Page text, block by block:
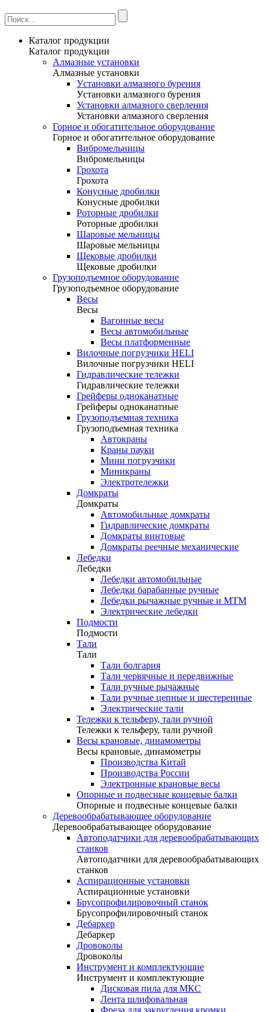
Каталог продукции
Каталог продукции
Алмазные установки
Алмазные установки
Уcтановки алмазного бурения
Уcтановки алмазного бурения
Установки алмазного сверления
Установки алмазного сверления
Горное и обогатительное оборудование
Горное и обогатительное оборудование
Вибромельницы
Вибромельницы
Грохота
Грохота
Конусные дробилки
Конусные дробилки
Роторные дробилки
Роторные дробилки
Шаровые мельницы
Шаровые мельницы
Щековые дробилки
Щековые дробилки
Грузоподъемное оборудование
Грузоподъемное оборудование
Весы
Весы
Вагонные весы
Весы автомобильные
Весы платформенные
Вилочные погрузчики HELI
Вилочные погрузчики HELI
Гидравлические тележки
Гидравлические тележки
Грейферы одноканатные
Грейферы одноканатные
Грузоподъемная техника
Грузоподъемная техника
Автокраны
Краны пауки
Мини погрузчики
Миникраны
Электротележки
Домкраты
Домкраты
Автомобильные домкраты
Гидравлические домкраты
Домкраты винтовые
Домкраты реечные механические
Лебедки
Лебедки
Лебедки автомобильные
Лебедки барабанные ручные
Лебедки рычажные ручные и МТМ
Электрические лебедки
Подмости
Подмости
Тали
Тали
Тали болгария
Тали червячные и передвижные
Тали ручные рычажные
Тали ручные цепные и шестеренные
Электрические тали
Тележки к тельферу, тали ручной
Тележки к тельферу, тали ручной
Весы крановые, динамометры
Весы крановые, динамометры
Производства Китай
Производства России
Электронные крановые весы
Опорные и подвесные концевые балки
Опорные и подвесные концевые балки
Деревообрабатывающее оборудование
Деревообрабатывающее оборудование
Автоподатчики для деревообрабатывающих
станков
Автоподатчики для деревообрабатывающих
станков
Аспирационные установки
Аспирационные установки
Брусопрофилировочный станок
Брусопрофилировочный станок
Дебаркер
Дебаркер
Дровоколы
Дровоколы
Инструмент и комплектующие
Инструмент и комплектующие
Дисковая пила для МКС
Лента шлифовальная
Фреза для закругления кромки